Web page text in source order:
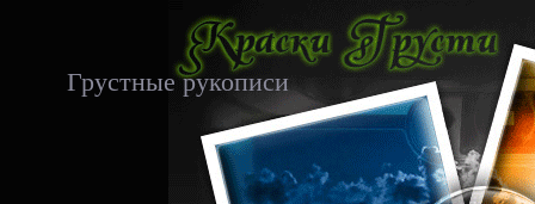
Грустные рукописи